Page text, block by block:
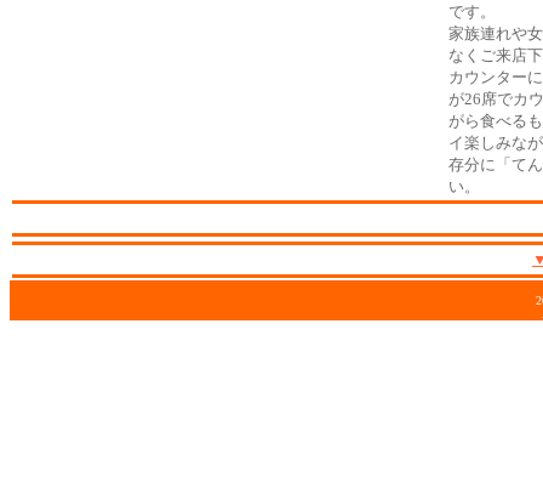
です。
家族連れや
なくご来店
カウンター
が26席でカ
がら食べる
イ楽しみな
存分に「て
い。